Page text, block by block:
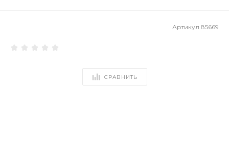
Артикул 85669
СРАВНИТЬ